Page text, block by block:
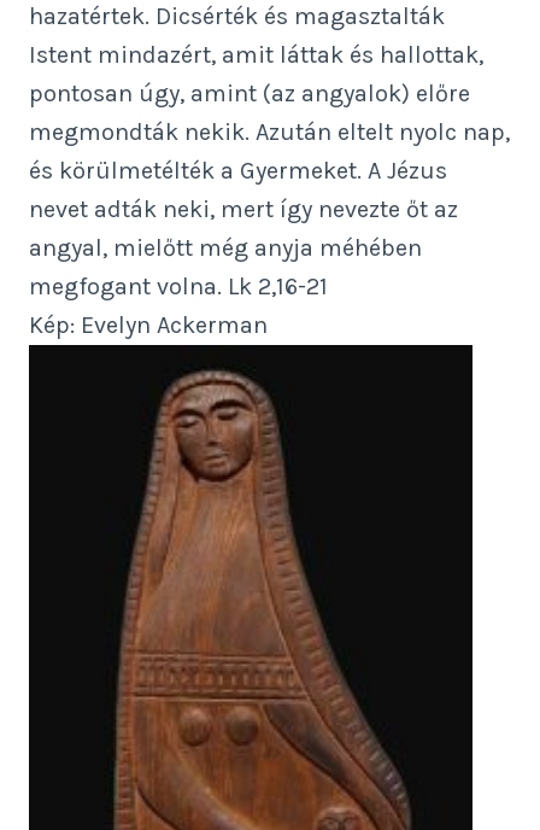
hazatértek. Dicsérték és magasztalták
Istent mindazért, amit láttak és hallottak,
pontosan úgy, amint (az angyalok) előre
megmondták nekik. Azután eltelt nyolc nap,
és körülmetélték a Gyermeket. A Jézus
nevet adták neki, mert így nevezte őt az
angyal, mielőtt még anyja méhében
megfogant volna. Lk 2,16-21
Kép: Evelyn Ackerman